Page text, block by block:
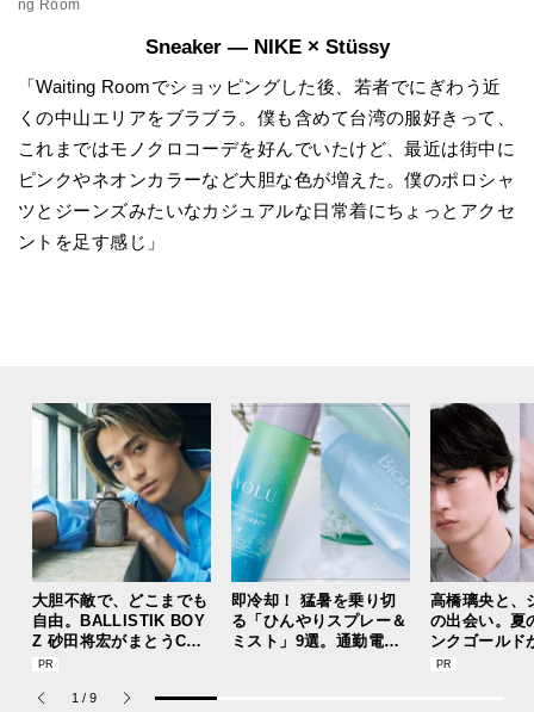
ng Room
Sneaker — NIKE × Stüssy
「Waiting Roomでショッピングした後、若者でにぎわう近
くの中山エリアをブラブラ。僕も含めて台湾の服好きって、
これまではモノクロコーデを好んでいたけど、最近は街中に
ピンクやネオンカラーなど大胆な色が増えた。僕のポロシャ
ツとジーンズみたいなカジュアルな日常着にちょっとアクセ
ントを足す感じ」
大胆不敵で、どこまでも
自由。BALLISTIK BOY
Z 砂田将宏がまとうCOA
CHの新作フレグランス
ナム パルファム」
即冷却！ 猛暑を乗り切
る「ひんやりスプレー＆
ミスト」9選。通勤電車
高橋璃央と、
の出会い。夏
ンクゴールド
“SUMMER
1 / 9